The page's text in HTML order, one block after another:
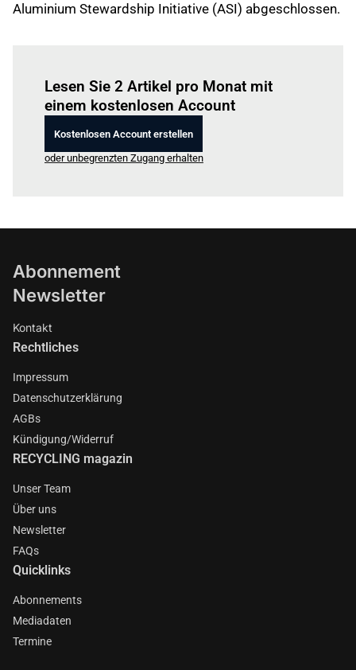
Aluminium Stewardship Initiative (ASI) abgeschlossen.
Lesen Sie 2 Artikel pro Monat mit
einem kostenlosen Account
Kostenlosen Account erstellen
oder unbegrenzten Zugang erhalten
Abonnement
Newsletter
Kontakt
Rechtliches
Impressum
Datenschutzerklärung
AGBs
Kündigung/Widerruf
RECYCLING magazin
Unser Team
Über uns
Newsletter
FAQs
Quicklinks
Abonnements
Mediadaten
Termine